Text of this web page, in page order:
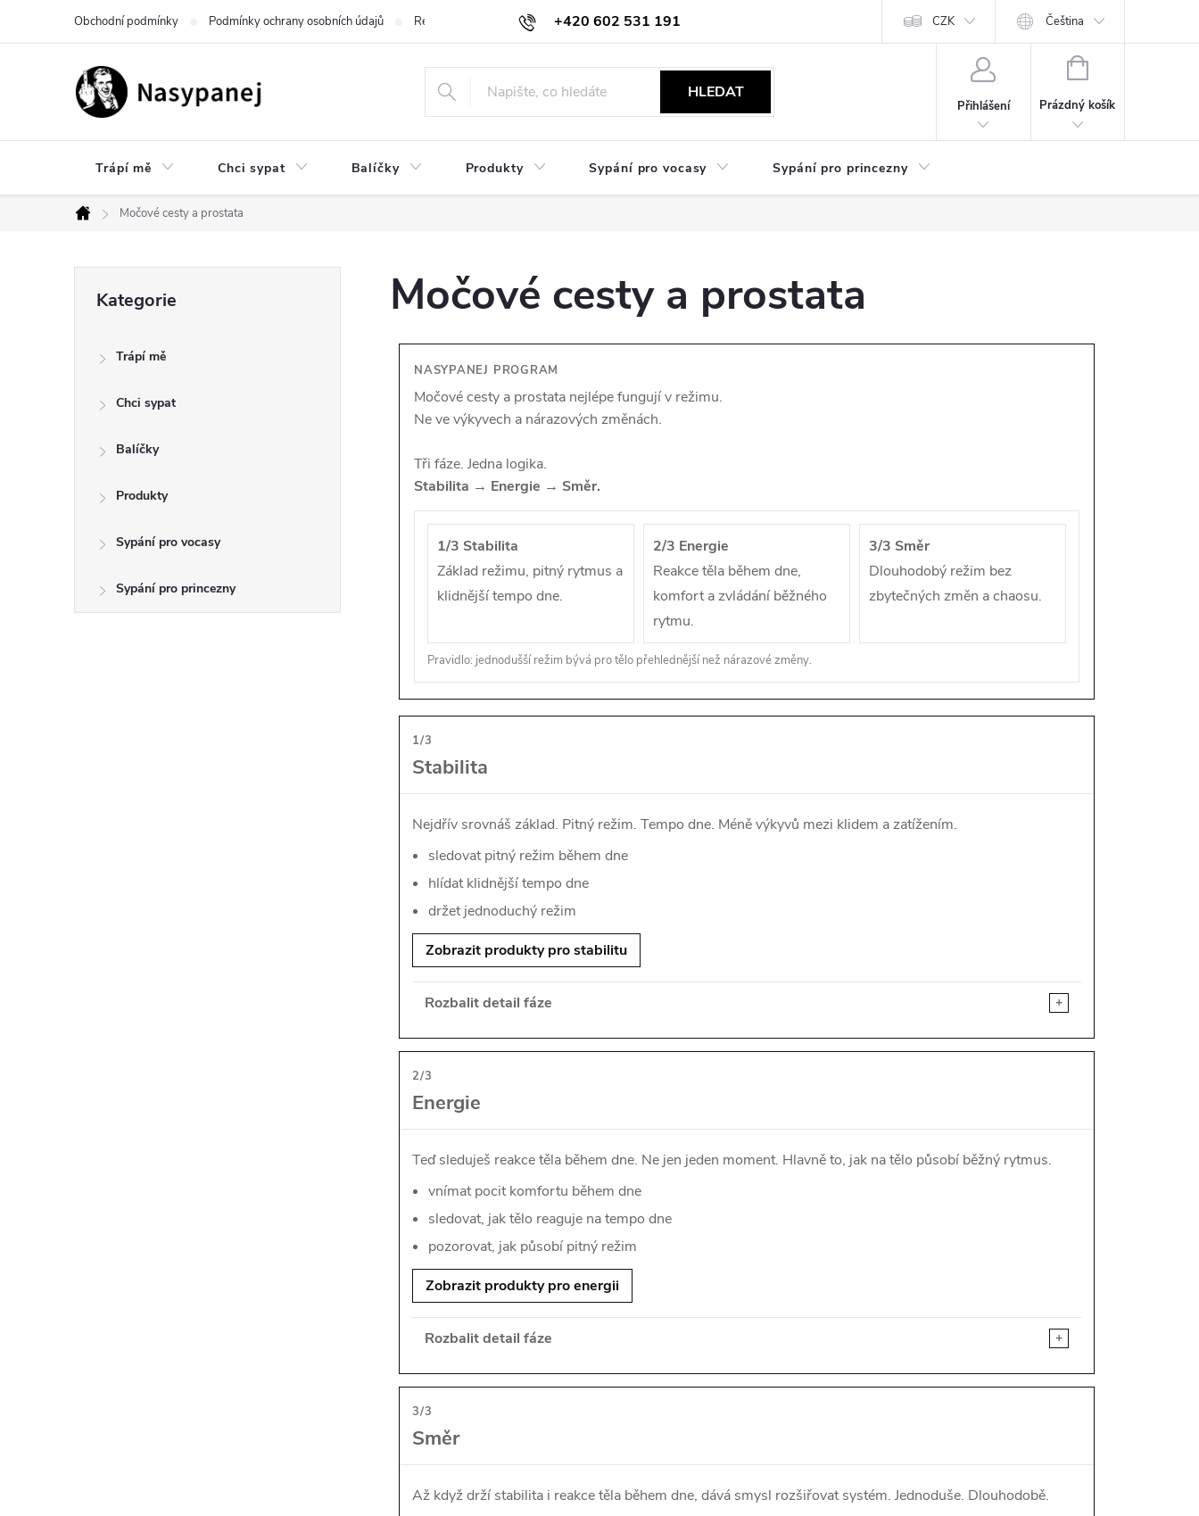
+420 602 531 191
Obchodní podmínky Podmínky ochrany osobních údajů Reklamace a vrácení Obchodní sdělení Hodnocení obchodu CZK Čeština
HLEDAT
Přihlášení
NÁKUPNÍ
Prázdný košík
Trápí mě Chci sypat Balíčky Produkty Sypání pro vocasy Sypání pro princezny
Domů
Močové cesty a prostata
n
kategorie
Kategorie
Trápí mě
Chci sypat
Balíčky
Produkty
Sypání pro vocasy
Sypání pro princezny
Močové cesty a prostata
NASYPANEJ PROGRAM
Močové cesty a prostata nejlépe fungují v režimu.
Ne ve výkyvech a nárazových změnách.
Tři fáze. Jedna logika.
Stabilita → Energie → Směr.
1/3 Stabilita
Základ režimu, pitný rytmus a
klidnější tempo dne.
2/3 Energie
Reakce těla během dne,
komfort a zvládání běžného
rytmu.
3/3 Směr
Dlouhodobý režim bez
zbytečných změn a chaosu.
Pravidlo: jednodušší režim bývá pro tělo přehlednější než nárazové změny.
1/3
Stabilita
Nejdřív srovnáš základ. Pitný režim. Tempo dne. Méně výkyvů mezi klidem a zatížením.
sledovat pitný režim během dne
hlídat klidnější tempo dne
držet jednoduchý režim
Zobrazit produkty pro stabilitu
Rozbalit detail fáze +
2/3
Energie
Teď sleduješ reakce těla během dne. Ne jen jeden moment. Hlavně to, jak na tělo působí běžný rytmus.
vnímat pocit komfortu během dne
sledovat, jak tělo reaguje na tempo dne
pozorovat, jak působí pitný režim
Zobrazit produkty pro energii
Rozbalit detail fáze +
3/3
Směr
Až když drží stabilita i reakce těla během dne, dává smysl rozšiřovat systém. Jednoduše. Dlouhodobě.